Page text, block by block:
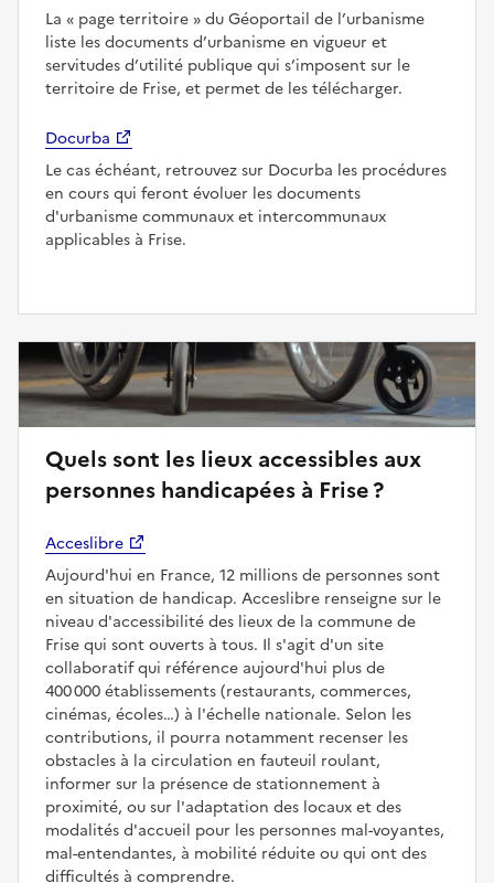
La
page territoire
du Géoportail de l’urbanisme
liste les documents d’urbanisme en vigueur et
servitudes d’utilité publique qui s’imposent sur le
territoire de Frise, et permet de les télécharger.
Docurba
Le cas échéant, retrouvez sur Docurba les procédures
en cours qui feront évoluer les documents
d'urbanisme communaux et intercommunaux
applicables à Frise.
Quels sont les lieux accessibles aux
personnes handicapées à Frise ?
Acceslibre
Aujourd'hui en France, 12 millions de personnes sont
en situation de handicap. Acceslibre renseigne sur le
niveau d'accessibilité des lieux de la commune de
Frise qui sont ouverts à tous. Il s'agit d'un site
collaboratif qui référence aujourd'hui plus de
400 000 établissements (restaurants, commerces,
cinémas, écoles…) à l'échelle nationale. Selon les
contributions, il pourra notamment recenser les
obstacles à la circulation en fauteuil roulant,
informer sur la présence de stationnement à
proximité, ou sur l'adaptation des locaux et des
modalités d'accueil pour les personnes mal-voyantes,
mal-entendantes, à mobilité réduite ou qui ont des
difficultés à comprendre.